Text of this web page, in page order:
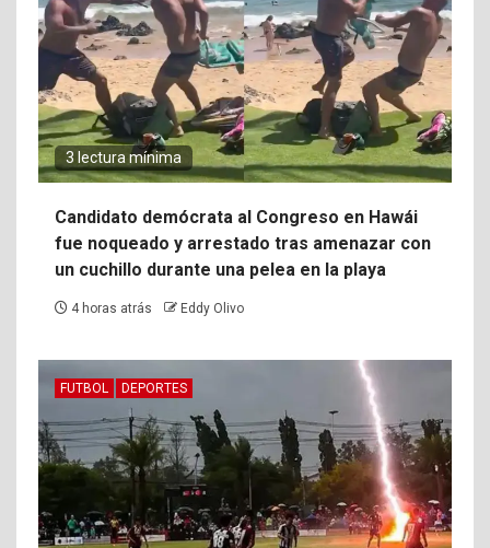
3 lectura mínima
Candidato demócrata al Congreso en Hawái
fue noqueado y arrestado tras amenazar con
un cuchillo durante una pelea en la playa
4 horas atrás Eddy Olivo
FUTBOL DEPORTES